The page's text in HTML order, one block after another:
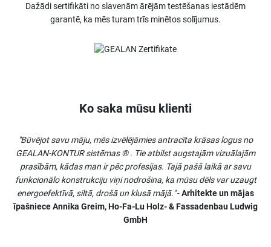
Dažādi sertifikāti no slavenām ārējām testēšanas iestādēm
garantē, ka mēs turam trīs minētos solījumus.
Ko saka mūsu klienti
"Būvējot savu māju, mēs izvēlējāmies antracīta krāsas logus no
GEALAN-KONTUR sistēmas ® . Tie atbilst augstajām vizuālajām
prasībām, kādas man ir pēc profesijas. Tajā pašā laikā ar savu
funkcionālo konstrukciju viņi nodrošina, ka mūsu dēls var uzaugt
energoefektīvā, siltā, drošā un klusā mājā."-Arhitekte un mājas
īpašniece Annika Greim, Ho-Fa-Lu Holz- & Fassadenbau Ludwig
GmbH